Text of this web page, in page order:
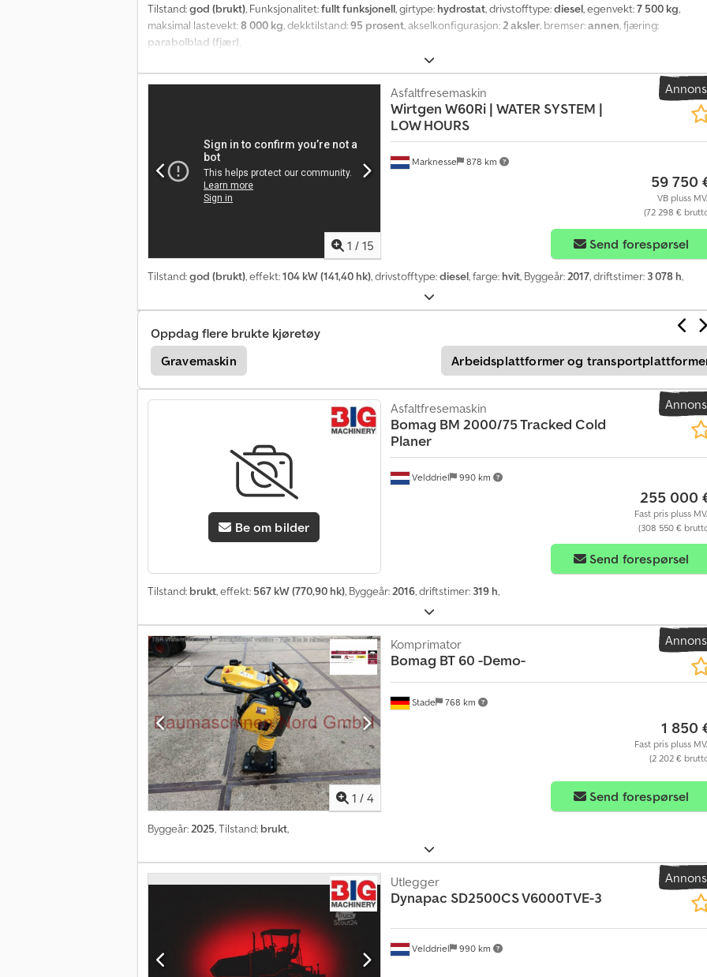
Tilstand:god (brukt), Funksjonalitet:fullt funksjonell, girtype: hydrostat, drivstofftype:diesel, egenvekt:7 500 kg,
maksimal lastevekt:8 000 kg , dekktilstand:95 prosent , akselkonfigurasjon: 2 aksler, bremser:annen , fjæring:
parabolblad (fjær)
1 / 15
Marknesse 878 km
Asfaltfresemaskin
Wirtgen W60Ri | WATER SYSTEM |
LOW HOURS
59 750
VB pluss
(72 298 €
Send forespørsel
Tilstand:god (brukt), effekt:104 kW (141,40 hk), drivstofftype:diesel, farge: hvit, Byggeår:2017, driftstimer: 3 078 h,
Oppdag flere brukte kjøretøy
Gravemaskin
Arbeidsplattformer og
Be om bilder
Velddriel 990 km
Asfaltfresemaskin
Bomag BM 2000/75 Tracked Cold
Planer
255 000
Fast pris pluss
(308 550 €
Send forespørsel
Tilstand: brukt, effekt: 567 kW (770,90 hk), Byggeår:2016, driftstimer: 319 h,
1 / 4
Stade 768 km
Komprimator
Bomag BT 60 -Demo-
1 850
Fast pris pluss
(2 202 €
Send forespørsel
Byggeår: 2025, Tilstand: brukt,
Velddriel 990 km
Utlegger
Dynapac SD2500CS V6000TVE-3